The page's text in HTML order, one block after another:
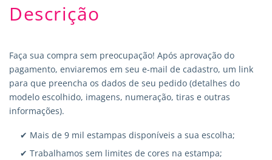
Descrição
Faça sua compra sem preocupação! Após aprovação do
pagamento, enviaremos em seu e-mail de cadastro, um link
para que preencha os dados de seu pedido (detalhes do
modelo escolhido, imagens, numeração, tiras e outras
informações).
✔ Mais de 9 mil estampas disponíveis a sua escolha;
✔ Trabalhamos sem limites de cores na estampa;